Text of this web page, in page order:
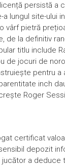
persistă
lungul site-ului
vârf pietră
de la definitiv
titlu include
de jocuri de
pentru
inch
Roger
certificat
depozit
a